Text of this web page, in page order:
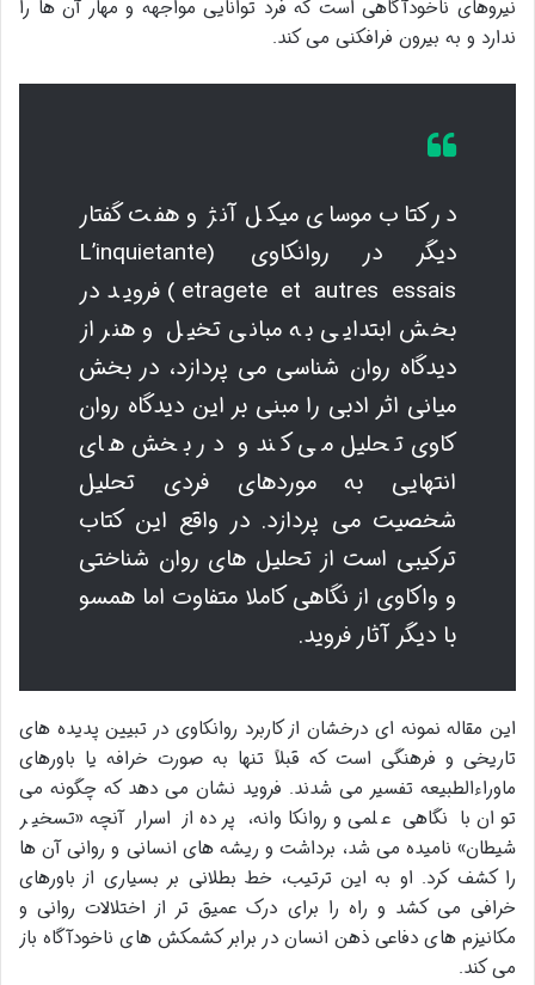
نیروهای ناخودآگاهی است که فرد توانایی مواجهه و مهار آن ها را
ندارد و به بیرون فرافکنی می کند.
در کتاب موسای میکل آنژ و هفت گفتار
دیگر در روانکاوی (L’inquietante
etragete et autres essais) فروید در
بخش ابتدایی به مبانی تخیل و هنر از
دیدگاه روان شناسی می پردازد، در بخش
میانی اثر ادبی را مبنی بر این دیدگاه روان
کاوی تحلیل می کند و در بخش های
انتهایی به موردهای فردی تحلیل
شخصیت می پردازد. در واقع این کتاب
ترکیبی است از تحلیل های روان شناختی
و واکاوی از نگاهی کاملا متفاوت اما همسو
با دیگر آثار فروید.
این مقاله نمونه ای درخشان از کاربرد روانکاوی در تبیین پدیده های
تاریخی و فرهنگی است که قبلاً تنها به صورت خرافه یا باورهای
ماوراءالطبیعه تفسیر می شدند. فروید نشان می دهد که چگونه می
توان با نگاهی علمی و روانکاوانه، پرده از اسرار آنچه «تسخیر
شیطان» نامیده می شد، برداشت و ریشه های انسانی و روانی آن ها
را کشف کرد. او به این ترتیب، خط بطلانی بر بسیاری از باورهای
خرافی می کشد و راه را برای درک عمیق تر از اختلالات روانی و
مکانیزم های دفاعی ذهن انسان در برابر کشمکش های ناخودآگاه باز
می کند.